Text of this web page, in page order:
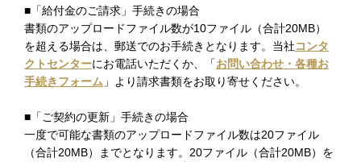
■「給付金のご請求」手続きの場合
書類のアップロードファイル数が10ファイル（合計20MB）
を超える場合は、郵送でのお手続きとなります。当社コンタ
クトセンターにお電話いただくか、「お問い合わせ・各種お
手続きフォーム 」より請求書類をお取り寄せください。
■「ご契約の更新」手続きの場合
一度で可能な書類のアップロードファイル数は20ファイル
（合計20MB）までとなります。20ファイル（合計20MB）を